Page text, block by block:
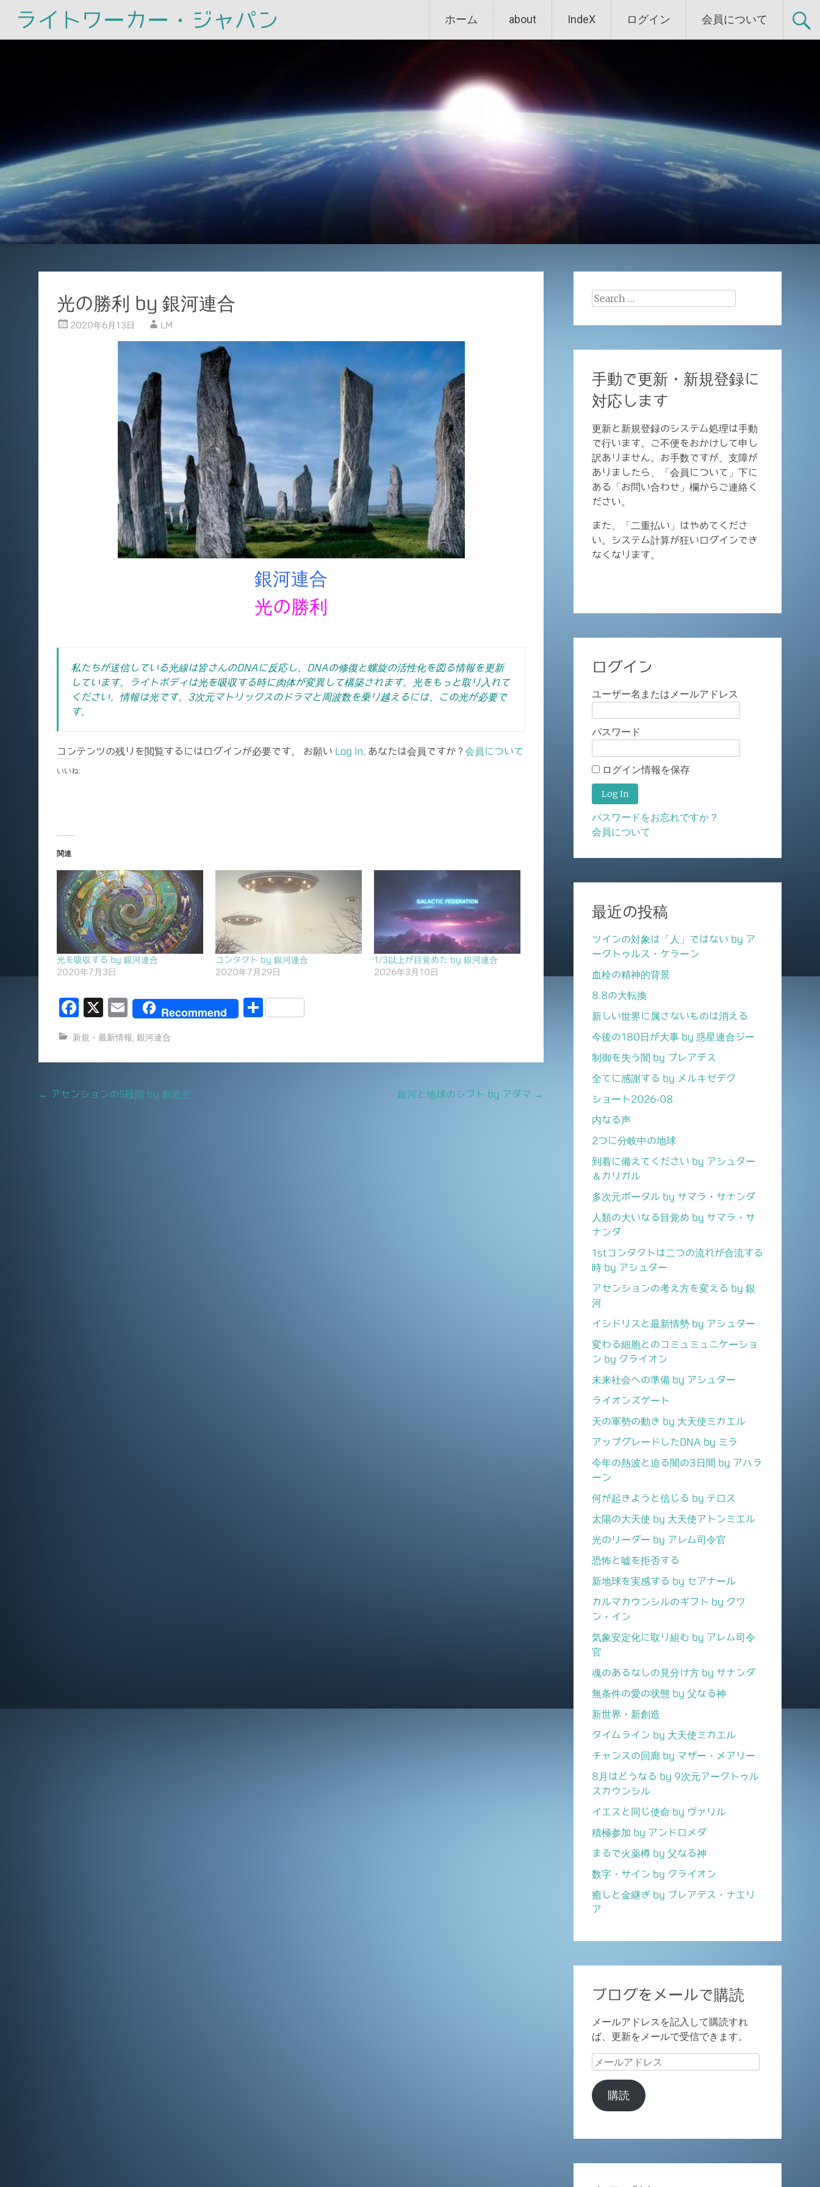
ライトワーカー・ジャパン
to
ホーム about IndeX ログイン 会員について
光の勝利 by 銀河連合
2020年6月13日 LM
銀河連合
光の勝利
私たちが送信している光線は皆さんのDNAに反応し、DNAの修復と螺旋の活性化を図る情報を更新
しています。ライトボディは光を吸収する時に肉体が変異して構築されます。光をもっと取り入れて
ください。情報は光です。3次元マトリックスのドラマと周波数を乗り越えるには、この光が必要で
す。
コンテンツの残りを閲覧するにはログインが必要です。 お願い Log In . あなたは会員ですか ? 会員について
いいね:
関連
光を吸収する by 銀河連合
2020年7月3日
コンタクト by 銀河連合
2020年7月29日
1/3以上が目覚めた by 銀河連合
2026年3月10日
F
c
e
X
E
ai
l
Recommend
共
新規・最新情報 銀河連合
Post
← アセンションの5段階 by 創造主 銀河と地球のシフト by アダマ →
Search
手動で更新・新規登録に
対応します
更新と新規登録のシステム処理は手動
で行います。ご不便をおかけして申し
訳ありません。お手数ですが、支障が
ありましたら、「会員について」下に
ある「お問い合わせ」欄からご連絡く
ださい。
また、「二重払い」はやめてくださ
い。システム計算が狂いログインでき
なくなります。
ログイン
ユーザー名またはメールアドレス
パスワード
ログイン情報を保存
パスワードをお忘れですか？
会員について
最近の投稿
ツインの対象は「人」ではない by ア
ークトゥルス・ケラーン
血栓の精神的背景
8.8の大転換
新しい世界に属さないものは消える
今後の180日が大事 by 惑星連合ジー
制御を失う闇 by プレアデス
全てに感謝する by メルキゼデク
ショート2026-08
内なる声
2つに分岐中の地球
到着に備えてください by アシュター
＆カリガル
多次元ポータル by サマラ・サナンダ
人類の大いなる目覚め by サマラ・サ
ナンダ
1stコンタクトは二つの流れが合流する
時 by アシュター
アセンションの考え方を変える by 銀
河
イシドリスと最新情勢 by アシュター
変わる細胞とのコミュミュニケーショ
ン by クライオン
未来社会への準備 by アシュター
ライオンズゲート
天の軍勢の動き by 大天使ミカエル
アップグレードしたDNA by ミラ
今年の熱波と迫る闇の3日間 by アハラ
ーン
何が起きようと信じる by テロス
太陽の大天使 by 大天使アトンミエル
光のリーダー by アレム司令官
恐怖と嘘を拒否する
新地球を実感する by セアナール
カルマカウンシルのギフト by クワ
ン・イン
気象安定化に取り組む by アレム司令
官
魂のあるなしの見分け方 by サナンダ
無条件の愛の状態 by 父なる神
新世界・新創造
タイムライン by 大天使ミカエル
チャンスの回廊 by マザー・メアリー
8月はどうなる by 9次元アークトゥル
スカウンシル
イエスと同じ使命 by ヴァリル
積極参加 by アンドロメダ
まるで火薬樽 by 父なる神
数字・サイン by クライオン
癒しと金継ぎ by プレアデス・ナエリ
ア
ブログをメールで購読
メールアドレスを記入して購読すれ
ば、更新をメールで受信できます。
メ
ル
ア
購読